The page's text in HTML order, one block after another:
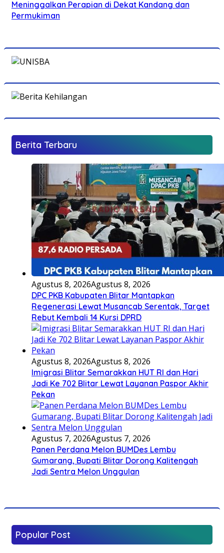
Meninggalkan Perapian di Dekat Kandang dan
Permukiman
Berita Terbaru
Agustus 8, 2026Agustus 8, 2026
DPC PKB Kabupaten Blitar Mantapkan
Regenerasi Lewat Musancab Serentak, Target
Rebut Kembali 14 Kursi DPRD
Agustus 8, 2026Agustus 8, 2026
Imigrasi Blitar Semarakkan HUT RI dan Hari
Jadi Ke 702 Blitar Lewat Layanan Paspor Akhir
Pekan
Agustus 7, 2026Agustus 7, 2026
Panen Perdana Melon BUMDes Lembu
Gumarang, Bupati Blitar Dorong Kalitengah
Jadi Sentra Melon Unggulan
Popular Post